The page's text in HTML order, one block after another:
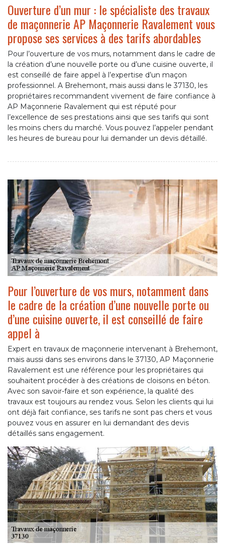
Ouverture d’un mur : le spécialiste des travaux
de maçonnerie AP Maçonnerie Ravalement vous
propose ses services à des tarifs abordables
Pour l’ouverture de vos murs, notamment dans le cadre de
la création d’une nouvelle porte ou d’une cuisine ouverte, il
est conseillé de faire appel à l’expertise d’un maçon
professionnel. A Brehemont, mais aussi dans le 37130, les
propriétaires recommandent vivement de faire confiance à
AP Maçonnerie Ravalement qui est réputé pour
l’excellence de ses prestations ainsi que ses tarifs qui sont
les moins chers du marché. Vous pouvez l’appeler pendant
les heures de bureau pour lui demander un devis détaillé.
Pour l’ouverture de vos murs, notamment dans
le cadre de la création d’une nouvelle porte ou
d’une cuisine ouverte, il est conseillé de faire
appel à
Expert en travaux de maçonnerie intervenant à Brehemont,
mais aussi dans ses environs dans le 37130, AP Maçonnerie
Ravalement est une référence pour les propriétaires qui
souhaitent procéder à des créations de cloisons en béton.
Avec son savoir-faire et son expérience, la qualité des
travaux est toujours au rendez vous. Selon les clients qui lui
ont déjà fait confiance, ses tarifs ne sont pas chers et vous
pouvez vous en assurer en lui demandant des devis
détaillés sans engagement.